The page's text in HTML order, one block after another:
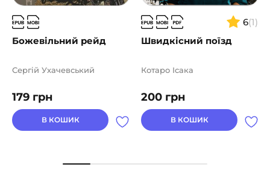
Божевільний рейд
179 грн
Сергій Ухачевський
В КОШИК
6(1)
Швидкісний поїзд
200 грн
Котаро Ісака
В КОШИК